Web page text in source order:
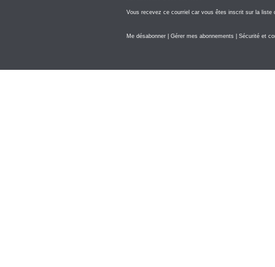
Vous recevez ce courriel car vous êtes inscrit sur la liste
Me désabonner Gérer mes abonnements Sécurité et